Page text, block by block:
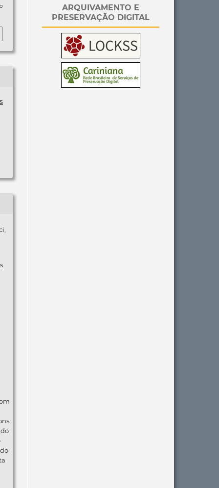
ARQUIVAMENTO E
PRESERVAÇÃO DIGITAL